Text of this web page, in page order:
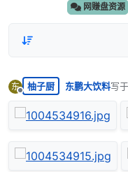
网赚盘资源
东
离线
柚子厨 东鹏大饮料写于
最